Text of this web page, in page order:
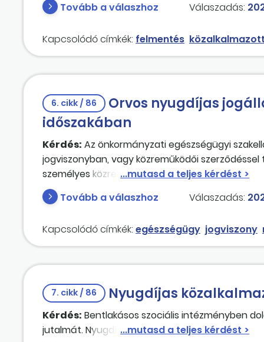
Tovább a válaszhoz
Válaszadás:
Kapcsolódó címkék: felmentés
6. cikk / 86
Orvos nyugdíjas
időszakában
Kérdés: Az önkormányzati egészségügyi
jogviszonyban, vagy közreműködői
személyes közreműködői szerződéssel voltak
új személyes közreműködői szerződés
nyugdíjas, és azért nem szívesen vállalják az
attól félnek, hogy ha valami baj történik velük,
egészségügyi szolgálati jogviszonyban
Magyar Államkincstár jövedelemkiegészítést
Tovább a válaszhoz Válaszadás:
Kapcsolódó címkék: egészségügy jogviszony
7. cikk / 86 Nyugdíjas
Kérdés: Bentlakásos szociális intézményben
jutalmát. Nyugdíjasként jogosult-e jubileumi